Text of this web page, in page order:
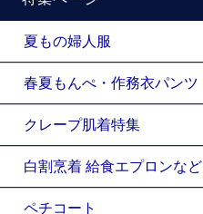
夏もの婦人服
春夏もんぺ・作務衣パンツ
クレープ肌着特集
白割烹着 給食エプロンなど
ペチコート